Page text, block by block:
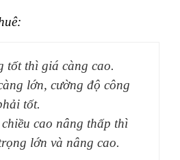
tốt thì giá càng cao.
lớn, cường độ công
tốt.
cao nâng thấp thì
lớn và nâng cao.